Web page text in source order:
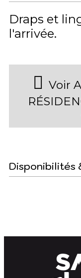
Draps et
l'arrivée
Voir
Disponibilités